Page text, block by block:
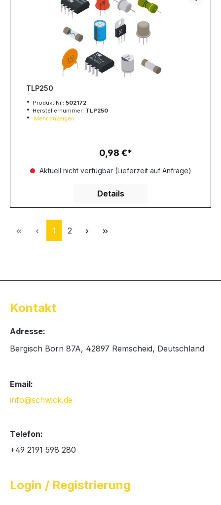
TLP250
Produkt Nr.: 502172
Herstellernummer: TLP250
Mehr anzeigen
Regulärer Preis:
0,98 €
Aktuell nicht verfügbar (Lieferzeit auf Anfrage)
Details
Seite
1 Seite
2
Kontakt
Adresse:
Bergisch Born 87A, 42897 Remscheid, Deutschland
Email:
info@schwick.de
Telefon:
+49 2191 598 280
Login / Registrierung